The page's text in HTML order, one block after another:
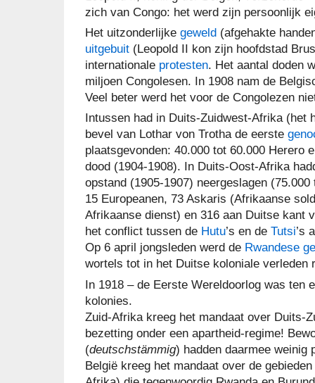
zich van Congo: het werd zijn persoonlijk
Het uitzonderlijke geweld (afgehakte
uitgebuit (Leopold II kon zijn hoofdstad
internationale protesten. Het aantal doden
miljoen Congolesen. In 1908 nam de
Veel beter werd het voor de Congolezen
Intussen had in Duits-Zuidwest-Afrika (het
bevel van Lothar von Trotha de eerste
plaatsgevonden: 40.000 tot 60.000 Herero
dood (1904-1908). In Duits-Oost-Afrika
opstand (1905-1907) neergeslagen
15 Europeanen, 73 Askaris (Afrikaanse
Afrikaanse dienst) en 316 aan Duitse kant
het conflict tussen de Hutu’s en de Tutsi’s
Op 6 april jongsleden werd de Rwandese
wortels tot in het Duitse koloniale verleden
In 1918 – de Eerste Wereldoorlog was ten
kolonies.
Zuid-Afrika kreeg het mandaat over Duits-
bezetting onder een apartheid-regime!
(deutschstämmig) hadden daarmee weinig
België kreeg het mandaat over de